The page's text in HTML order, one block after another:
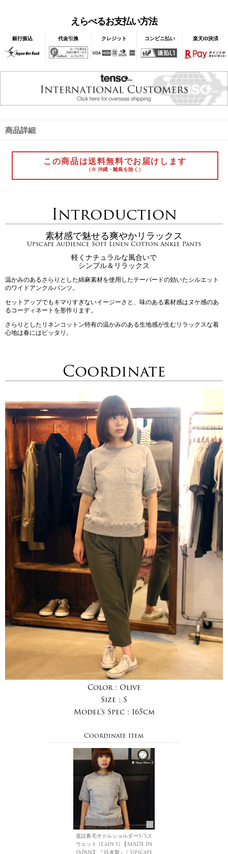
えらべるお支払い方法
銀行振込 代金引換 クレジット コンビニ払い 楽天ID決済
商品詳細
この商品は送料無料でお届けします
（※ 沖縄・離島を除く）
Introduction
素材感で魅せる爽やかリラックス
Upscape Audience Soft Linen Cotton Ankle Pants
軽くナチュラルな風合いで
シンプル＆リラックス
温かみのあるさらりとした綿麻素材を使用したテーパードの効いたシルエット
のワイドアンクルパンツ。
セットアップでもキマりすぎないイージーさと、味のある素材感はヌケ感のあ
るコーディネートを形作ります。
さらりとしたリネンコットン特有の温かみのある生地感が生むリラックスな着
心地は春にはピッタリ。
Coordinate
Color : Olive
Size : S
Model's Spec : 165cm
Coordinate Item
度詰裏毛サドルショルダーS/Sス
ウェット [Lady's] 【MADE IN
JAPAN】『日本製』/ Upscape